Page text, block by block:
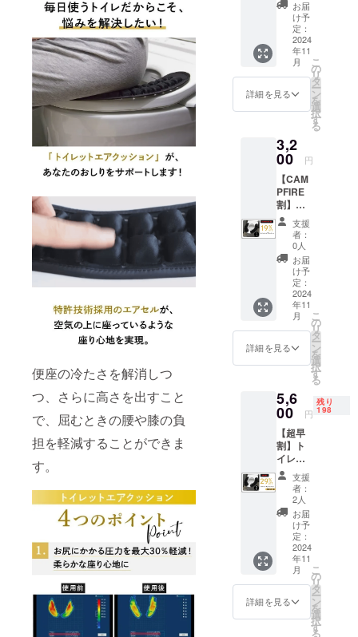
便座の冷たさを解消しつ
つ、さらに高さを出すこと
で、屈むときの腰や膝の負
担を軽減することができま
す。
ご安心いた
だけるエビ
デンスも
とった商品
ておりま
機能は本格
的！そし
て、手が出
しやすい価
格帯の美容
機器や生活
家電などを
取り扱って
おります。
セット
（定価
3,980円
27%off
） ※皆
様のご
支援に
より量
が向上
した場
合、正
規販売
価格が
販売予
定価格
より下
がる可
能性も
ござい
ます。
※デザイ
ン・仕
様は変
更にな
る可能
了承く
ださ
い。 ※
ご注文
状況、
使用部
材の供
給状
況、製
造工程
上の都
合等に
より出
荷時期
が遅れ
る場合
があり
※割引率
お届
け予
定：
2024
年11
月
詳細を見る
こ
の
リ
タ
ー
ン
を
選
択
す
る
3,2
00 円
【CAM
PFIRE
割】ト
イレッ
トエア
クッ
ショ
ン 1
セット
（定価
3,980円
19%off
） ※皆
様のご
支援に
産効率
が向上
した場
合、正
規販売
価格が
販売予
定価格
より下
がる可
能性も
ござい
ます。
※デザイ
ン・仕
様は変
更にな
支援
者：
0人
お届
け予
定：
2024
年11
月
詳細を見る
こ
の
リ
タ
ー
ン
を
選
択
す
る
5,6
00 円
残り
198
【超早
割】ト
イレッ
トエア
クッ
ショ
ン 2
セット
（定価
7,960円
29%off
） ※皆
様のご
支援に
より量
支援
者：
2人
お届
け予
定：
2024
年11
月
詳細を見る
こ
の
リ
タ
ー
ン
を
選
択
す
る